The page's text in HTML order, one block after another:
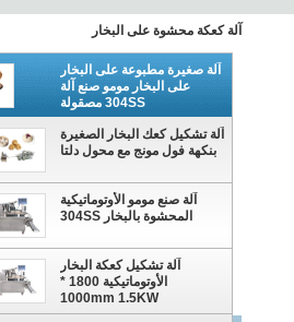
آلة كعكة محشوة على البخار
آلة صغيرة مطبوعة على البخار
على البخار مومو صنع آلة
304SS مصقولة
آلة تشكيل كعك البخار الصغيرة
بنكهة فول مونج مع محول دلتا
آلة صنع مومو الأوتوماتيكية
المحشوة بالبخار 304SS
آلة تشكيل كعكة البخار
الأوتوماتيكية 1800 *
1000mm 1.5KW